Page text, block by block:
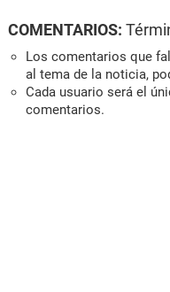
COMENTARIOS:
Los comentarios que
al tema de la noticia,
Cada usuario será el
comentarios.